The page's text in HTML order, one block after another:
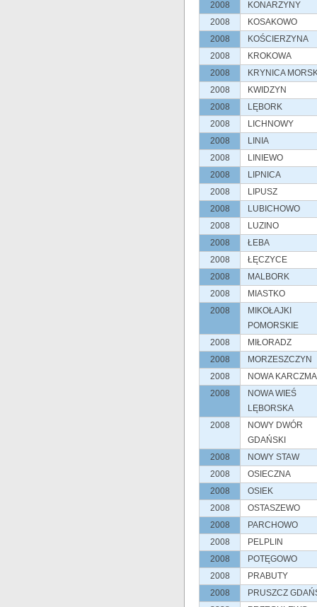
2008
KONARZYNY
2008
KOSAKOWO
2008
KOŚCIERZYNA
2008
KROKOWA
2008
KRYNICA
2008
KWIDZYN
2008
LĘBORK
2008
LICHNOWY
2008
LINIA
2008
LINIEWO
2008
LIPNICA
2008
LIPUSZ
2008
LUBICHOWO
2008
LUZINO
2008
ŁEBA
2008
ŁĘCZYCE
2008
MALBORK
2008
MIASTKO
2008
MIKOŁAJKI
POMORSKIE
2008
MIŁORADZ
2008
MORZESZCZYN
2008
NOWA KARCZMA
2008
NOWA WIEŚ
LĘBORSKA
2008
NOWY DWÓR
GDAŃSKI
2008
NOWY STAW
2008
OSIECZNA
2008
OSIEK
2008
OSTASZEWO
2008
PARCHOWO
2008
PELPLIN
2008
POTĘGOWO
2008
PRABUTY
2008
PRUSZCZ